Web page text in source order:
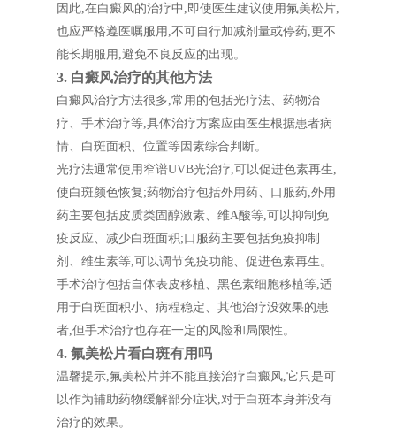
因此,在白癜风的治疗中,即使医生建议使用氟美松片,
也应严格遵医嘱服用,不可自行加减剂量或停药,更不
能长期服用,避免不良反应的出现。
3. 白癜风治疗的其他方法
白癜风治疗方法很多,常用的包括光疗法、药物治
疗、手术治疗等,具体治疗方案应由医生根据患者病
情、白斑面积、位置等因素综合判断。
光疗法通常使用窄谱UVB光治疗,可以促进色素再生,
使白斑颜色恢复;药物治疗包括外用药、口服药,外用
药主要包括皮质类固醇激素、维A酸等,可以抑制免
疫反应、减少白斑面积;口服药主要包括免疫抑制
剂、维生素等,可以调节免疫功能、促进色素再生。
手术治疗包括自体表皮移植、黑色素细胞移植等,适
用于白斑面积小、病程稳定、其他治疗没效果的患
者,但手术治疗也存在一定的风险和局限性。
4. 氟美松片看白斑有用吗
温馨提示,氟美松片并不能直接治疗白癜风,它只是可
以作为辅助药物缓解部分症状,对于白斑本身并没有
治疗的效果。